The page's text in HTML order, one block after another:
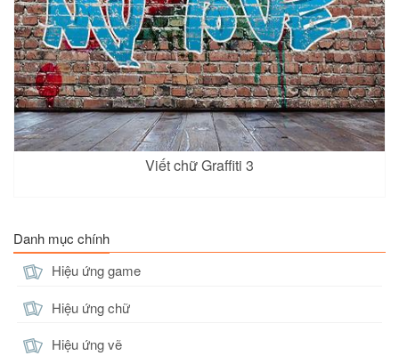
Viết chữ Graffiti 3
Danh mục chính
Hiệu ứng game
Hiệu ứng chữ
Hiệu ứng vẽ